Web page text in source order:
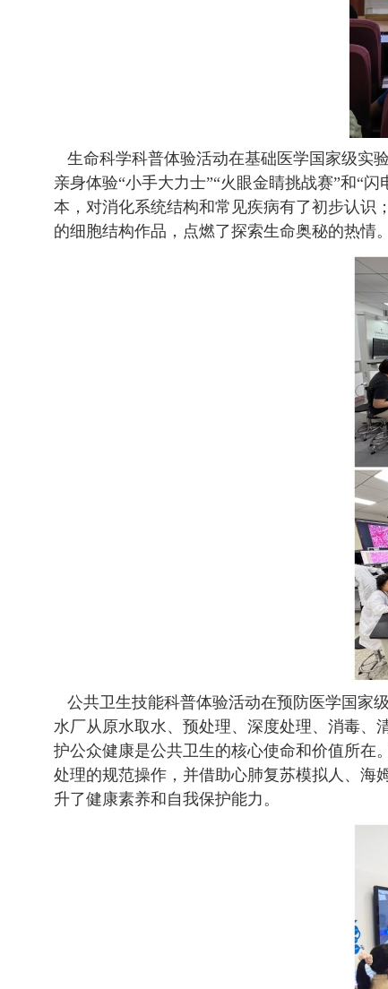
生命科学科普体验活动在基础医学国家级实
亲身体验“小手大力士”“火眼金睛挑战赛”和“
本，对消化系统结构和常见疾病有了初步认识
的细胞结构作品，点燃了探索生命奥秘的热情。
公共卫生技能科普体验活动在预防医学国家
水厂从原水取水、预处理、深度处理、消毒、
护公众健康是公共卫生的核心使命和价值所在
处理的规范操作，并借助心肺复苏模拟人、海
升了健康素养和自我保护能力。